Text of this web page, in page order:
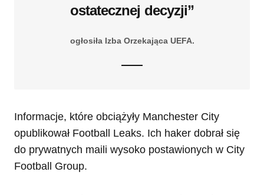
ostatecznej decyzji”
ogłosiła Izba Orzekająca UEFA.
Informacje, które obciążyły Manchester City
opublikował Football Leaks. Ich haker dobrał się
do prywatnych maili wysoko postawionych w City
Football Group.